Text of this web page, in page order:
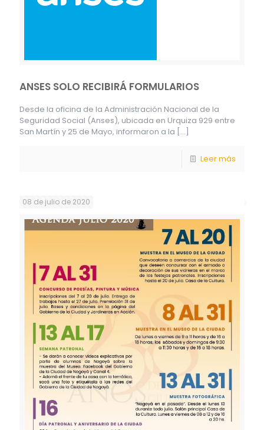
ANSES SOLO RECIBIRÁ FORMULARIOS
Desde la oficina de la Administración Nacional de la
Seguridad Social (Anses), ubicada en Urquiza 929 entre
San Martín y 25 de Mayo, informaron a la […]
Leer más
08 de julio de 2020